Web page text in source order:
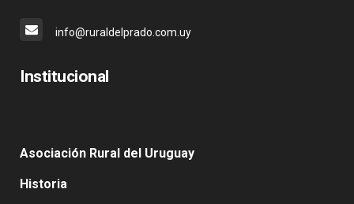
info@ruraldelprado.com.uy
Institucional
Asociación Rural del Uruguay
Historia